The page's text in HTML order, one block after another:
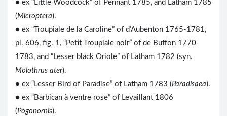
● ex “Little Woodcock” of Pennant 1785, and Latham 1785
(Microptera).
● ex “Troupiale de la Caroline” of d’Aubenton 1765-1781,
pl. 606, fig. 1, “Petit Troupiale noir” of de Buffon 1770-
1783, and “Lesser black Oriole” of Latham 1782 (syn.
Molothrus ater).
● ex “Lesser Bird of Paradise” of Latham 1783 (Paradisaea).
● ex “Barbican à ventre rose” of Levaillant 1806
(Pogonornis).